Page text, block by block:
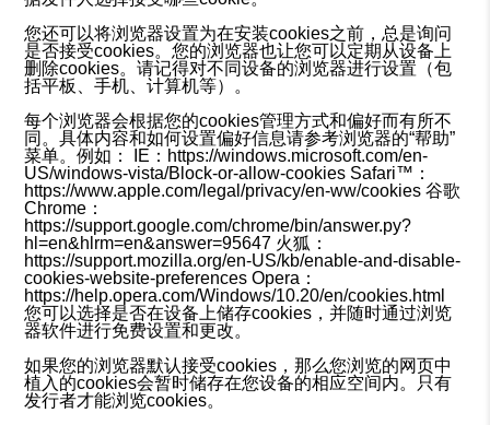
您还可以将浏览器设置为在安装cookies之前，总是询问
是否接受cookies。您的浏览器也让您可以定期从设备上
删除cookies。请记得对不同设备的浏览器进行设置（包
括平板、手机、计算机等）。
每个浏览器会根据您的cookies管理方式和偏好而有所不
同。具体内容和如何设置偏好信息请参考浏览器的“帮助”
菜单。例如： IE：https://windows.microsoft.com/en-
US/windows-vista/Block-or-allow-cookies Safari™：
https://www.apple.com/legal/privacy/en-ww/cookies 谷歌
Chrome：
https://support.google.com/chrome/bin/answer.py?
hl=en&hlrm=en&answer=95647 火狐：
https://support.mozilla.org/en-US/kb/enable-and-disable-
cookies-website-preferences Opera：
https://help.opera.com/Windows/10.20/en/cookies.html
您可以选择是否在设备上储存cookies，并随时通过浏览
器软件进行免费设置和更改。
如果您的浏览器默认接受cookies，那么您浏览的网页中
植入的cookies会暂时储存在您设备的相应空间内。只有
发行者才能浏览cookies。